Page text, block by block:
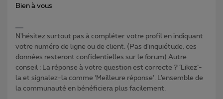
Bien à vous
N'hésitez surtout pas à compléter votre profil en indiquant
votre numéro de ligne ou de client. (Pas d'inquiétude, ces
données resteront confidentielles sur le forum) Autre
conseil : La réponse à votre question est correcte ? ‘Likez’-
la et signalez-la comme ‘Meilleure réponse’. L’ensemble de
la communauté en bénéficiera plus facilement.